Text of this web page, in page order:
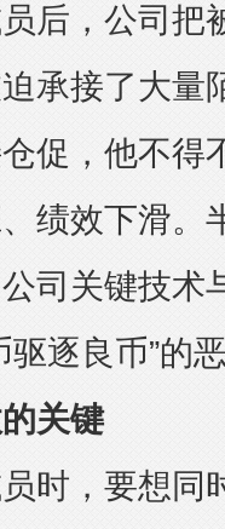
，公司把
承接了大量
促，他不得
绩效下滑。
司关键技术
驱逐良币”的
关键
，要想同